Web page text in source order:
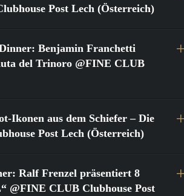
Post Lech (Österreich)
Benjamin Franchetti
del Trinoro @FINE CLUB
Ikonen aus dem Schiefer – Die
Post Lech (Österreich)
Ralf Frenzel präsentiert 8
@FINE CLUB Clubhouse Post